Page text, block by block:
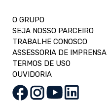
O GRUPO
SEJA NOSSO PARCEIRO
TRABALHE CONOSCO
ASSESSORIA DE IMPRENSA
TERMOS DE USO
OUVIDORIA